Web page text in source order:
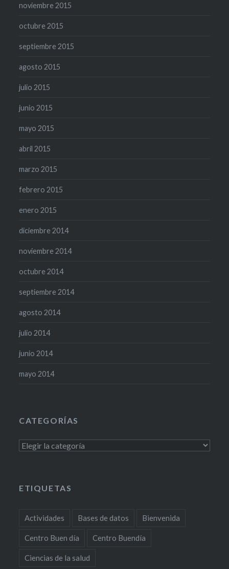
noviembre 2015
octubre 2015
septiembre 2015
agosto 2015
julio 2015
junio 2015
mayo 2015
abril 2015
marzo 2015
febrero 2015
enero 2015
diciembre 2014
noviembre 2014
octubre 2014
septiembre 2014
agosto 2014
julio 2014
junio 2014
mayo 2014
CATEGORÍAS
Categorías
ETIQUETAS
Actividades Bases de datos Bienvenida
Centro Buen día Centro Buendía
Ciencias de la salud